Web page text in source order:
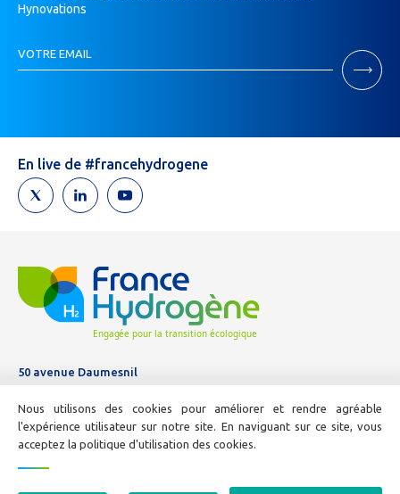
Hynovations
Newsletter
VOTRE EMAIL
Si
un
humain,
ne
remplissez
pas
En live de #francehydrogene
50 avenue Daumesnil
01 44 11 10 04
E-mail :
info@france-hydrogene.org
Nous utilisons des cookies pour améliorer et rendre agréable
l'expérience utilisateur sur notre site. En naviguant sur ce site, vous
acceptez la politique d'utilisation des cookies.